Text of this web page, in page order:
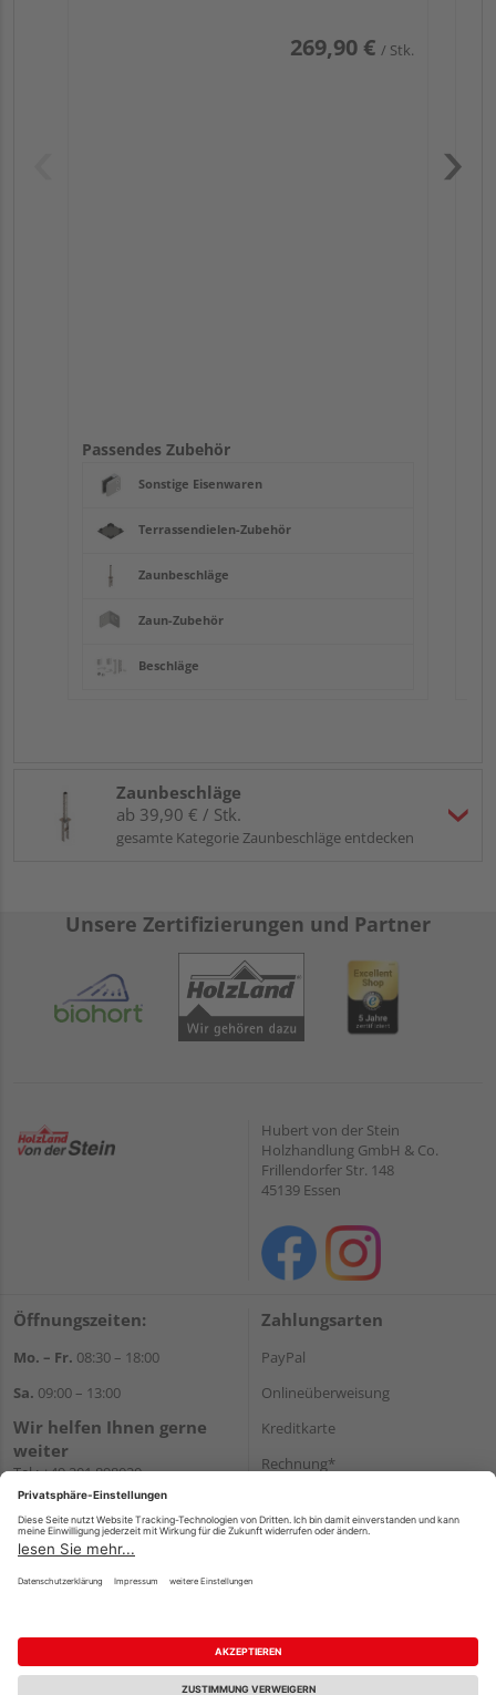
269,90 € / Stk.
Passendes Zubehör
Sonstige Eisenwaren
Terrassendielen-Zubehör
Zaunbeschläge
Zaun-Zubehör
Beschläge
Zaunbeschläge
ab 39,90 € / Stk.
gesamte Kategorie Zaunbeschläge entdecken
Unsere Zertifizierungen und Partner
Hubert von der Stein
Holzhandlung GmbH & Co.
Frillendorfer Str. 148
45139 Essen
Öffnungszeiten:
Mo. – Fr. 08:30 – 18:00
Sa. 09:00 – 13:00
Wir helfen Ihnen gerne
weiter
Tel.:+49 201 898020
E-Mail:shop@vonderstein.de
Zahlungsarten
PayPal
Onlineüberweisung
Kreditkarte
Rechnung*
Versand
Impressum AGB Widerruf
Datenschutz
Reservierungsbedingungen
Vertrag widerrufen